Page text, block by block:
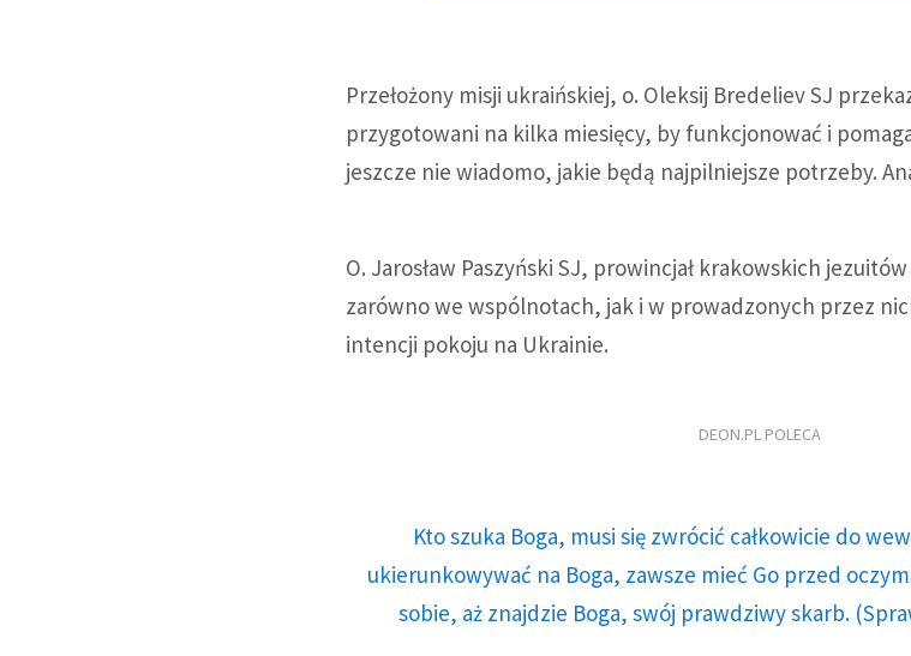
Przełożony misji ukraińskiej, o. Oleksij Bredeliev SJ
przygotowani na kilka miesięcy, by funkcjonować i
jeszcze nie wiadomo, jakie będą najpilniejsze potrzeby.
O. Jarosław Paszyński SJ, prowincjał krakowskich
zarówno we wspólnotach, jak i w prowadzonych przez
intencji pokoju na Ukrainie.
DEON.PL POLECA
Kto szuka Boga, musi się zwrócić całkowicie do
ukierunkowywać na Boga, zawsze mieć Go przed
sobie, aż znajdzie Boga, swój prawdziwy skarb.